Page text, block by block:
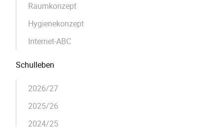
Raumkonzept
Hygienekonzept
Internet-ABC
Schulleben
2026/27
2025/26
2024/25